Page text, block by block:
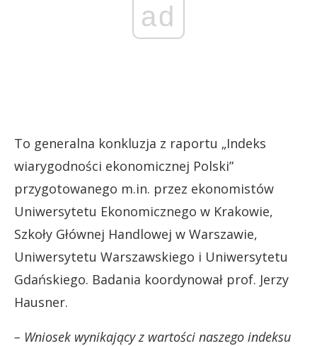
ad
To generalna konkluzja z raportu „Indeks
wiarygodności ekonomicznej Polski”
przygotowanego m.in. przez ekonomistów
Uniwersytetu Ekonomicznego w Krakowie,
Szkoły Głównej Handlowej w Warszawie,
Uniwersytetu Warszawskiego i Uniwersytetu
Gdańskiego. Badania koordynował prof. Jerzy
Hausner.
– Wniosek wynikający z wartości naszego indeksu